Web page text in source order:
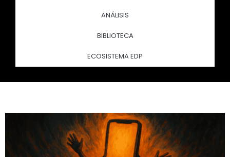
ANÁLISIS
BIBLIOTECA
ECOSISTEMA EDP